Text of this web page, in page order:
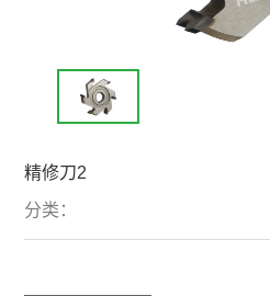
精修刀2
分类：